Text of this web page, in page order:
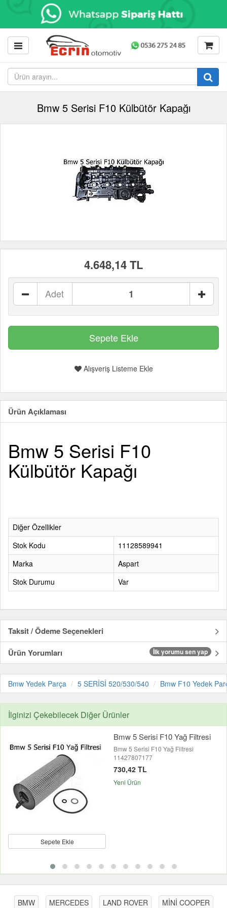
Bmw 5 Serisi F10 Külbütör Kapağı
4.648,14 TL
Adet
Alışveriş Listeme Ekle
Ürün Açıklaması
Bmw 5 Serisi F10
Külbütör Kapağı
Diğer Özellikler
Stok Kodu
11128589941
Marka
Aspart
Stok Durumu
Var
Taksit / Ödeme Seçenekleri
Ürün Yorumları
İlk yorumu sen yap
Bmw Yedek Parça 5 SERİSİ 520/530/540 Bmw F10 Yedek
İlginizi Çekebilecek Diğer Ürünler
Sepete Ekle
Bmw 5 Serisi F10 Yağ Filtresi
Bmw 5 Serisi F10 Yağ Filtresi
11427807177
730,42 TL
Yeni Ürün
BMW MERCEDES LAND ROVER MİNİ COOPER